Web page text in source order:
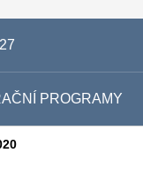
PROGRAMY